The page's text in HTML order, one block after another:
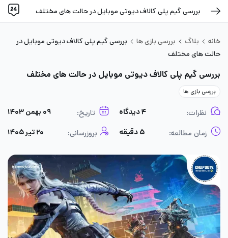
بررسی گیم پلی کالاف دیوتی موبایل در حالت های مختلف
خانه بلاگ بررسی بازی ها
بررسی گیم پلی کالاف دیوتی موبایل در
حالت های مختلف
بررسی گیم پلی کالاف دیوتی موبایل در حالت های مختلف
بررسی بازی ها
نظرات: ۴ دیدگاه تاریخ: ۰۹ بهمن ۱۴۰۳
زمان مطالعه: ۵ دقیقه بروزرسانی: ۲۰ تیر ۱۴۰۵